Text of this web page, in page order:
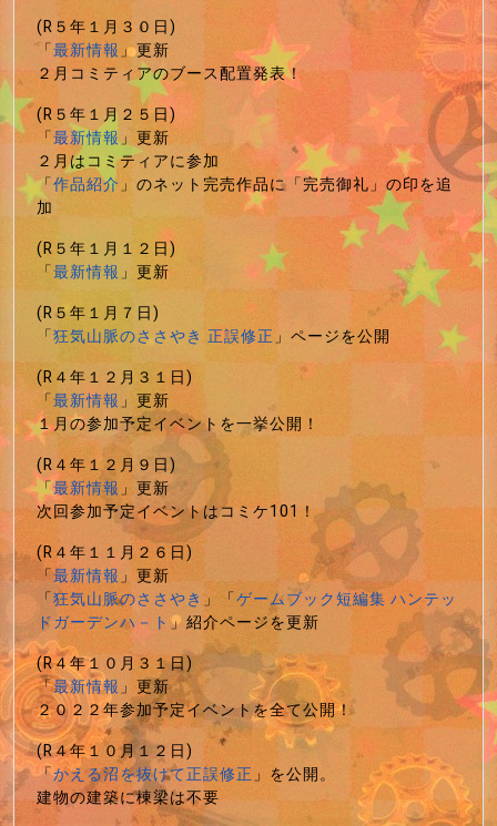
(R５年１月３０日)
「最新情報」更新
２月コミティアのブース配置発表！
(R５年１月２５日)
「最新情報」更新
２月はコミティアに参加
「作品紹介」のネット完売作品に「完売御礼」の印を追
加
(R５年１月１２日)
「最新情報」更新
(R５年１月７日)
「狂気山脈のささやき 正誤修正」ページを公開
(R４年１２月３１日)
「最新情報」更新
１月の参加予定イベントを一挙公開！
(R４年１２月９日)
「最新情報」更新
次回参加予定イベントはコミケ101！
(R４年１１月２６日)
「最新情報」更新
「狂気山脈のささやき 」「ゲームブック短編集 ハンテッ
ドガーデンハ－ト 」紹介ページを更新
(R４年１０月３１日)
「最新情報」更新
２０２２年参加予定イベントを全て公開！
(R４年１０月１２日)
「かえる沼を抜けて正誤修正」を公開。
建物の建築に棟梁は不要